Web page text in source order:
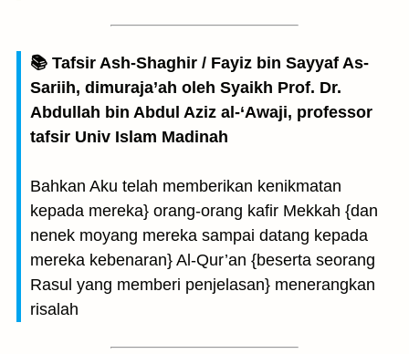
📚 Tafsir Ash-Shaghir / Fayiz bin Sayyaf As-
Sariih, dimuraja’ah oleh Syaikh Prof. Dr.
Abdullah bin Abdul Aziz al-‘Awaji, professor
tafsir Univ Islam Madinah
Bahkan Aku telah memberikan kenikmatan
kepada mereka} orang-orang kafir Mekkah {dan
nenek moyang mereka sampai datang kepada
mereka kebenaran} Al-Qur’an {beserta seorang
Rasul yang memberi penjelasan} menerangkan
risalah